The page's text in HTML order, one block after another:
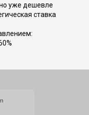
уже дешевле
ставка